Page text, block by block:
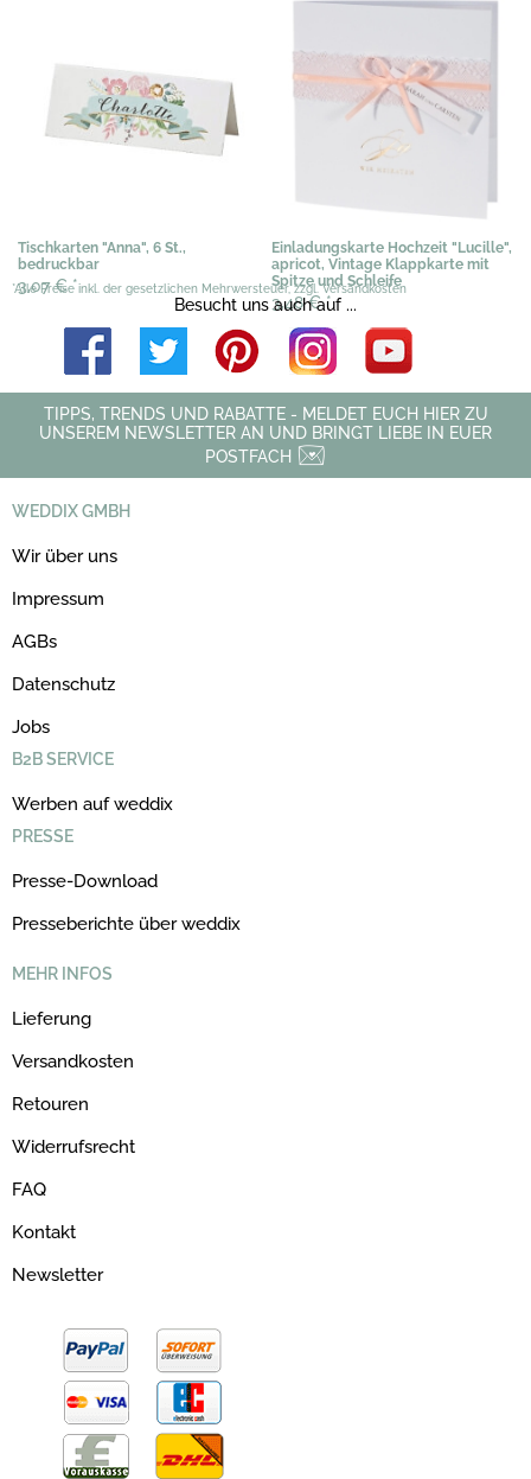
Tischkarten "Anna", 6 St.,
bedruckbar
3,07 €*
Einladungskarte Hochzeit "Lucille",
apricot, Vintage Klappkarte mit
Spitze und Schleife
3,48 €*
*Alle Preise inkl. der gesetzlichen Mehrwersteuer, zzgl. Versandkosten
Besucht uns auch auf ...
TIPPS, TRENDS UND RABATTE - MELDET EUCH HIER ZU
UNSEREM NEWSLETTER AN UND BRINGT LIEBE IN EUER
POSTFACH
WEDDIX GMBH
Wir über uns
Impressum
AGBs
Datenschutz
Jobs
B2B SERVICE
Werben auf weddix
PRESSE
Presse-Download
Presseberichte über weddix
MEHR INFOS
Lieferung
Versandkosten
Retouren
Widerrufsrecht
FAQ
Kontakt
Newsletter